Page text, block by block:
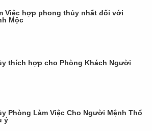
Việc hợp phong thủy nhất đối với
Mộc
thích hợp cho Phòng Khách Người
Phòng Làm Việc Cho Người Mệnh Thổ
ý